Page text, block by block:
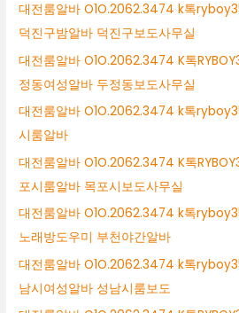
대전룸알바 O1O.2062.3474 k톡
덕진구밤알바 덕진구보도사무실
대전룸알바 O1O.2062.3474 K톡
정동여성알바 두정동보도사무실
대전룸알바 O1O.2062.3474 k톡
시룸알바
대전룸알바 O1O.2062.3474 K톡
포시룸알바 목포시보도사무실
대전룸알바 O1O.2062.3474 k톡
노래방도우미 부천야간알바
대전룸알바 O1O.2062.3474 k톡
남시여성알바 성남시룸보도